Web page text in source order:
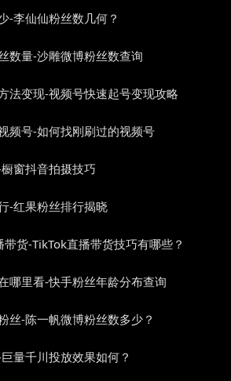
-李仙仙粉丝数几何？
数量-沙雕微博粉丝数查询
法变现-视频号快速起号变现攻略
频号-如何找刚刷过的视频号
窗抖音拍摄技巧
-红果粉丝排行揭晓
货-TikTok直播带货技巧有哪些？
哪里看-快手粉丝年龄分布查询
丝-陈一帆微博粉丝数多少？
量千川投放效果如何？